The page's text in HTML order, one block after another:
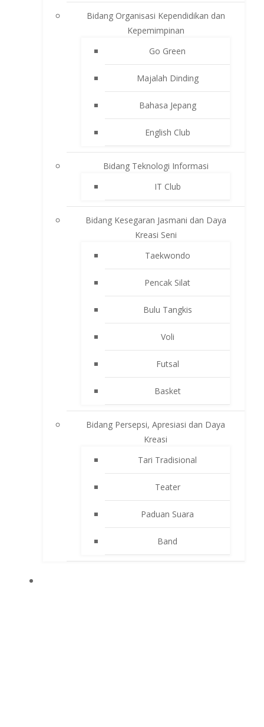
Bidang Organisasi Kependidikan dan
Kepemimpinan
Go Green
Majalah Dinding
Bahasa Jepang
English Club
Bidang Teknologi Informasi
IT Club
Bidang Kesegaran Jasmani dan Daya
Kreasi Seni
Taekwondo
Pencak Silat
Bulu Tangkis
Voli
Futsal
Basket
Bidang Persepsi, Apresiasi dan Daya
Kreasi
Tari Tradisional
Teater
Paduan Suara
Band